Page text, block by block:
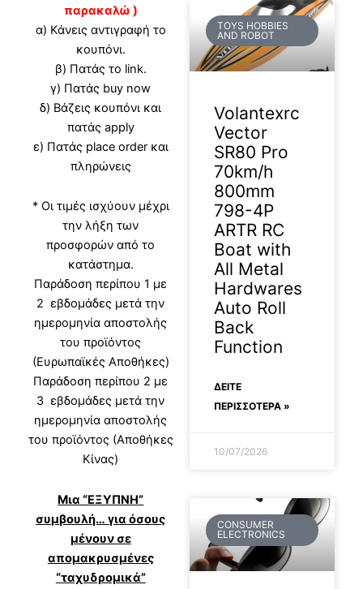
παρακαλώ )
α) Κάνεις αντιγραφή το
κουπόνι.
β) Πατάς το link.
γ) Πατάς buy now
δ) Βάζεις κουπόνι και
πατάς apply
ε) Πατάς place order και
πληρώνεις
* Οι τιμές ισχύουν μέχρι
την λήξη των
προσφορών από το
κατάστημα.
Παράδοση περίπου 1 με
2 εβδομάδες μετά την
ημερομηνία αποστολής
του προϊόντος
(Ευρωπαϊκές Αποθήκες)
Παράδοση περίπου 2 με
3 εβδομάδες μετά την
ημερομηνία αποστολής
του προϊόντος (Αποθήκες
Κίνας)
Μια “ΕΞΥΠΝΗ”
συμβουλή… για όσους
μένουν σε
απομακρυσμένες
“ταχυδρομικά”
TOYS HOBBIES
AND ROBOT
Volantexrc
Vector
SR80 Pro
70km/h
800mm
798-4P
ARTR RC
Boat with
All Metal
Hardwares
Auto Roll
Back
Function
ΔΕΊΤΕ
ΠΕΡΙΣΣΟΤΕΡΑ »
10/07/2026
CONSUMER
ELECTRONICS